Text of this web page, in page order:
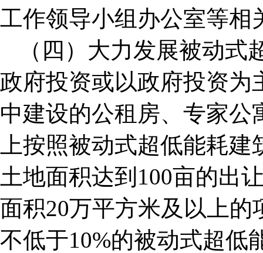
工作领导小组办公室等相
（四）大力发展被动
政府投资或以政府投资为
中建设的公租房、专家
上按照被动式超低能耗
土地面积达到100亩的出
面积20万平方米及以上
不低于10%的被动式超低